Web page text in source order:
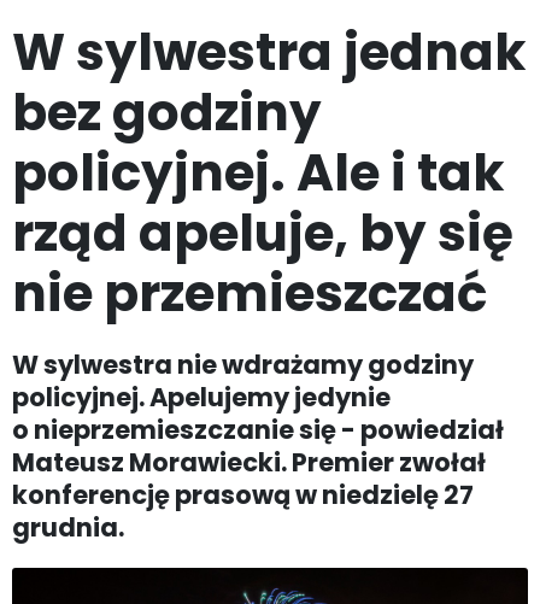
W sylwestra jednak
bez godziny
policyjnej. Ale i tak
rząd apeluje, by się
nie przemieszczać
W sylwestra nie wdrażamy godziny
policyjnej. Apelujemy jedynie
o nieprzemieszczanie się - powiedział
Mateusz Morawiecki. Premier zwołał
konferencję prasową w niedzielę 27
grudnia.